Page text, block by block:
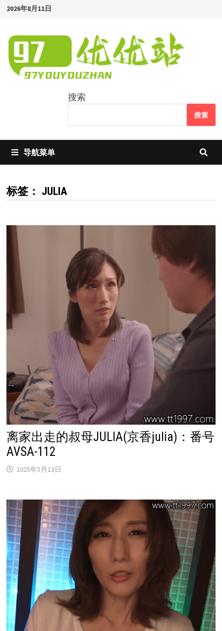
Skip
content
2026年8月11日
搜索
搜索
导航菜单
标签： JULIA
离家出走的叔母JULIA(京香julia)：番号
AVSA-112
2025年5月13日